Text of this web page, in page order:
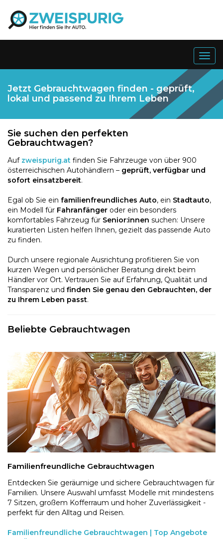
Jetzt Gebrauchtwagen finden - geprüft,
lokal und passend zu Ihrem Leben
Sie suchen den perfekten
Gebrauchtwagen?
Auf zweispurig.at finden Sie Fahrzeuge von über 900
österreichischen Autohändlern – geprüft, verfügbar und
sofort einsatzbereit.
Egal ob Sie ein familienfreundliches Auto, ein Stadtauto,
ein Modell für Fahranfänger oder ein besonders
komfortables Fahrzeug für Senior:innen suchen: Unsere
kuratierten Listen helfen Ihnen, gezielt das passende Auto
zu finden.
Durch unsere regionale Ausrichtung profitieren Sie von
kurzen Wegen und persönlicher Beratung direkt beim
Händler vor Ort. Vertrauen Sie auf Erfahrung, Qualität und
Transparenz und finden Sie genau den Gebrauchten, der
zu Ihrem Leben passt.
Beliebte Gebrauchtwagen
Familienfreundliche Gebrauchtwagen
Entdecken Sie geräumige und sichere Gebrauchtwagen für
Familien. Unsere Auswahl umfasst Modelle mit mindestens
7 Sitzen, großem Kofferraum und hoher Zuverlässigkeit -
perfekt für den Alltag und Reisen.
Familienfreundliche Gebrauchtwagen | Top Angebote